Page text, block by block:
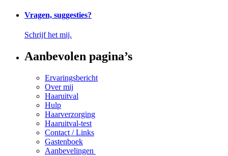
Vragen, suggesties?
Schrijf het mij.
Aanbevolen pagina’s
Ervaringsbericht
Over mij
Haaruitval
Hulp
Haarverzorging
Haaruitval-test
Contact / Links
Gastenboek
Aanbevelingen